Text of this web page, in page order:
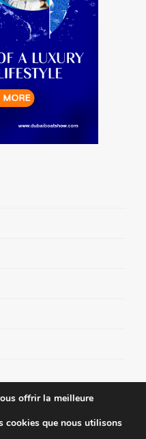
offrir la meilleure
cookies que nous utilisons